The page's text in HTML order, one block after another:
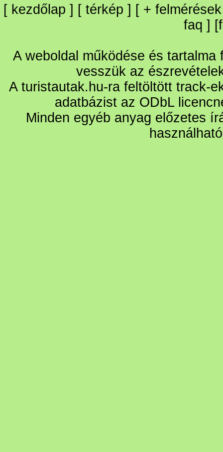
[ kezdőlap ] [ térkép ] [ + felmérések
faq ] [
A weboldal működése és
vesszük az
A turistautak.hu-ra feltöltött track-
adatbázist az ODbL
Minden egyéb anyag előzetes